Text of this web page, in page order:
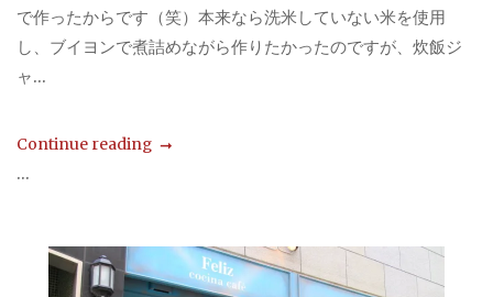
で作ったからです（笑）本来なら洗米していない米を使用
し、ブイヨンで煮詰めながら作りたかったのですが、炊飯ジ
ャ...
Continue reading
...